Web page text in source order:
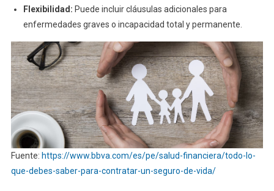
Flexibilidad: Puede incluir cláusulas adicionales para
enfermedades graves o incapacidad total y permanente.
Fuente: https://www.bbva.com/es/pe/salud-financiera/todo-lo-
que-debes-saber-para-contratar-un-seguro-de-vida/